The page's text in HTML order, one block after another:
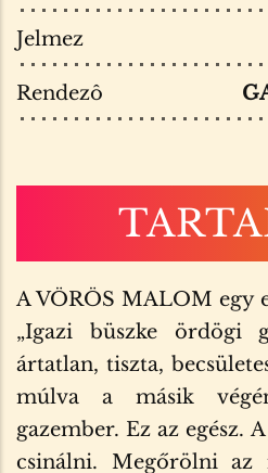
Jelmez
Rendezô
A VÖRÖS MALOM egy
„Igazi büszke ördögi
ártatlan, tiszta,
múlva a másik
gazember. Ez az egész.
csinálni. Megőrölni